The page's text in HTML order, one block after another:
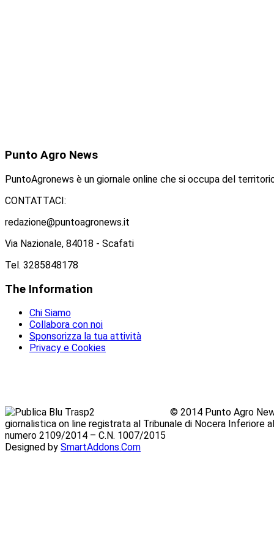
Punto Agro News
PuntoAgronews è un giornale online che si occupa del
CONTATTACI:
redazione@puntoagronews.it
Via Nazionale, 84018 - Scafati
Tel. 3285848178
The Information
Chi Siamo
Collabora con noi
Sponsorizza la tua attività
Privacy e Cookies
© 2014 Punto Agro
giornalistica on line registrata al Tribunale di Nocera Inferiore
numero 2109/2014 – C.N. 1007/2015
Designed by SmartAddons.Com